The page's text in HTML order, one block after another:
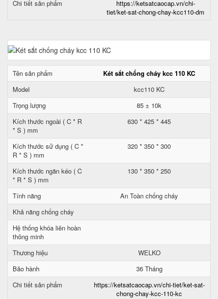
Chi tiết sản phẩm
https://ketsatcaocap.vn/chi-
tiet/ket-sat-chong-chay-kcc110-dm
Tên sản phẩm
Két sắt chống cháy kcc 110 KC
Model
kcc110 KC
Trọng lượng
85 ± 10k
Kích thước ngoài ( C * R
* S ) mm
630 * 425 * 445
Kích thước sử dụng ( C *
R * S ) mm
320 * 350 * 300
Kích thước ngăn kéo ( C
* R * S ) mm
130 * 350 * 250
Tính năng
An Toàn chống cháy
Khả năng chống cháy
Hệ thống khóa liên hoàn
thông minh
Thương hiệu
WELKO
Bảo hành
36 Tháng
Chi tiết sản phẩm
https://ketsatcaocap.vn/chi-tiet/ket-sat-
chong-chay-kcc-110-kc